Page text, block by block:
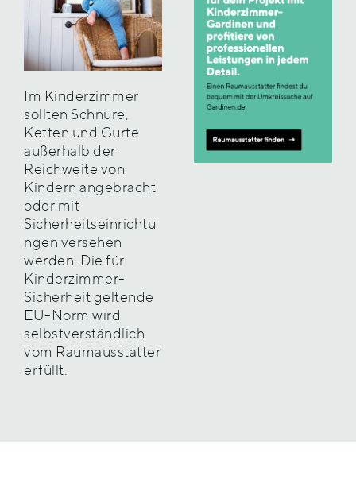
Im Kinderzimmer
sollten Schnüre,
Ketten und Gurte
außerhalb der
Reichweite von
Kindern angebracht
oder mit
Sicherheitseinrichtu
ngen versehen
werden. Die für
Kinderzimmer-
Sicherheit geltende
EU-Norm wird
selbstverständlich
vom Raumausstatter
erfüllt.